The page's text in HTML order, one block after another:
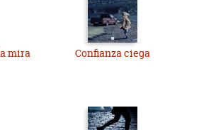
mira Confianza ciega